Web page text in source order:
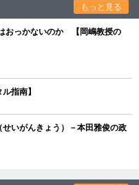
もっと見る
おっかないのか 【岡嶋教授の
指南】
いがんきょう）－本田雅俊の政